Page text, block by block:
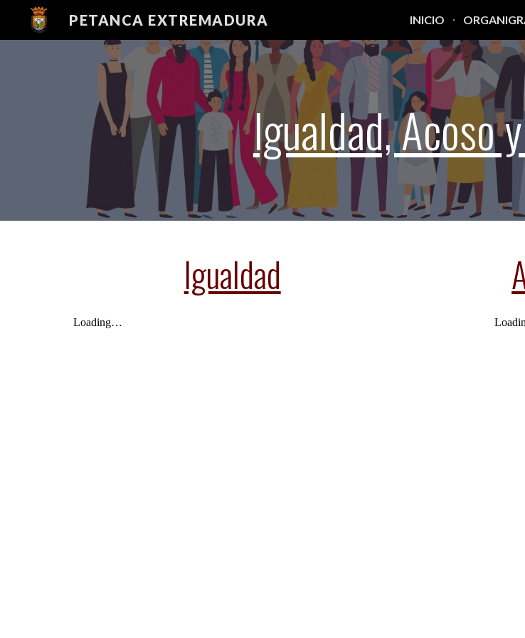
PETANCA EXTREMADURA INICIO
Igualdad, Acoso
Igualdad